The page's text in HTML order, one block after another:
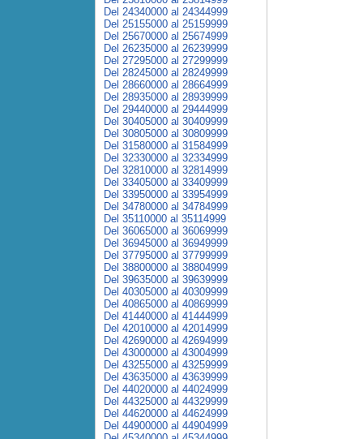
Del 24340000 al 24344999
Del 25155000 al 25159999
Del 25670000 al 25674999
Del 26235000 al 26239999
Del 27295000 al 27299999
Del 28245000 al 28249999
Del 28660000 al 28664999
Del 28935000 al 28939999
Del 29440000 al 29444999
Del 30405000 al 30409999
Del 30805000 al 30809999
Del 31580000 al 31584999
Del 32330000 al 32334999
Del 32810000 al 32814999
Del 33405000 al 33409999
Del 33950000 al 33954999
Del 34780000 al 34784999
Del 35110000 al 35114999
Del 36065000 al 36069999
Del 36945000 al 36949999
Del 37795000 al 37799999
Del 38800000 al 38804999
Del 39635000 al 39639999
Del 40305000 al 40309999
Del 40865000 al 40869999
Del 41440000 al 41444999
Del 42010000 al 42014999
Del 42690000 al 42694999
Del 43000000 al 43004999
Del 43255000 al 43259999
Del 43635000 al 43639999
Del 44020000 al 44024999
Del 44325000 al 44329999
Del 44620000 al 44624999
Del 44900000 al 44904999